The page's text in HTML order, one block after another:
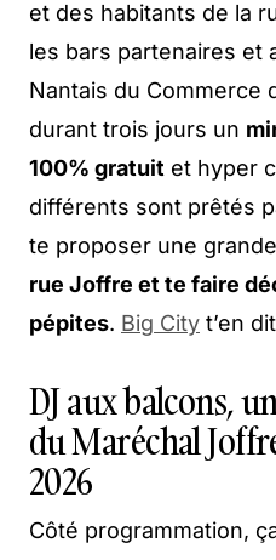
et des habitants de la
les bars partenaires et
Nantais du Commerce
durant trois jours un
100% gratuit et hyper
différents sont prêtés
te proposer une
rue Joffre et te faire
pépites. Big City t’en
DJ aux balcons,
du Maréchal
2026
Côté programmation,